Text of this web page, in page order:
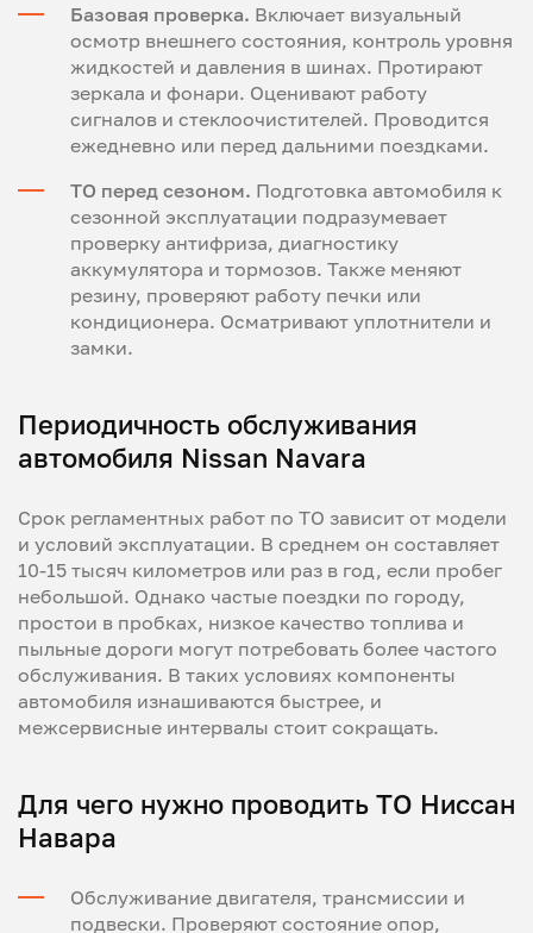
Базовая проверка. Включает визуальный
осмотр внешнего состояния, контроль уровня
жидкостей и давления в шинах. Протирают
зеркала и фонари. Оценивают работу
сигналов и стеклоочистителей. Проводится
ежедневно или перед дальними поездками.
ТО перед сезоном. Подготовка автомобиля к
сезонной эксплуатации подразумевает
проверку антифриза, диагностику
аккумулятора и тормозов. Также меняют
резину, проверяют работу печки или
кондиционера. Осматривают уплотнители и
замки.
Периодичность обслуживания
автомобиля Nissan Navara
Срок регламентных работ по ТО зависит от модели
и условий эксплуатации. В среднем он составляет
10-15 тысяч километров или раз в год, если пробег
небольшой. Однако частые поездки по городу,
простои в пробках, низкое качество топлива и
пыльные дороги могут потребовать более частого
обслуживания. В таких условиях компоненты
автомобиля изнашиваются быстрее, и
межсервисные интервалы стоит сокращать.
Для чего нужно проводить ТО Ниссан
Навара
Обслуживание двигателя, трансмиссии и
подвески. Проверяют состояние опор,